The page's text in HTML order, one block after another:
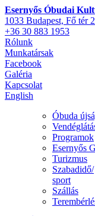
Esernyős Óbudai
1033 Budapest, Fő tér
+36 30 883 1953
Rólunk
Munkatársak
Facebook
Galéria
Kapcsolat
English
Óbuda
Programok
Esernyős
Turizmus
Szabadidő/
sport
Szállás